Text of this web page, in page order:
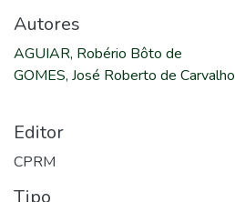
Autores
AGUIAR, Robério Bôto de
GOMES, José Roberto de Carvalho
Editor
CPRM
Tipo